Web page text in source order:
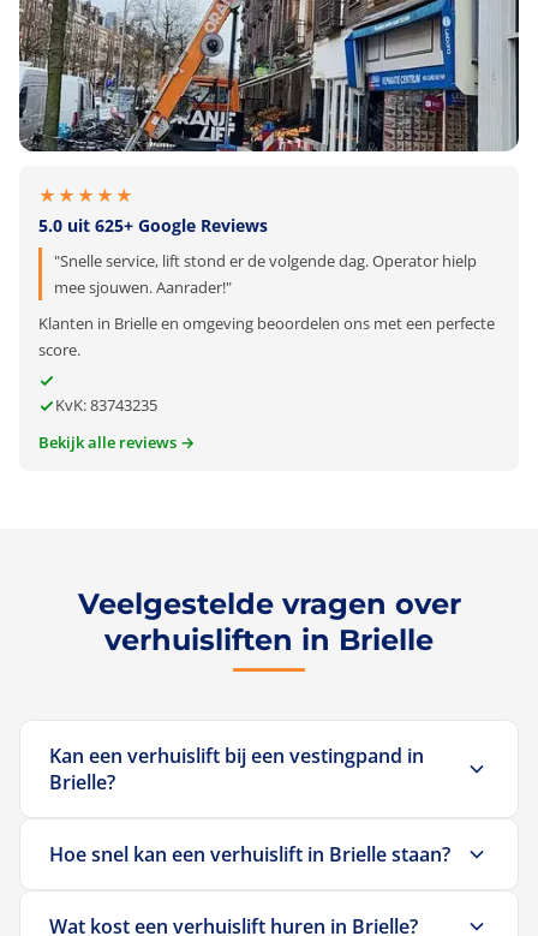
★★★★★
5.0 uit 625+ Google Reviews
"Snelle service, lift stond er de volgende dag. Operator hielp
mee sjouwen. Aanrader!"
Klanten in Brielle en omgeving beoordelen ons met een perfecte
score.
KvK: 83743235
Bekijk alle reviews →
Veelgestelde vragen over
verhuisliften in Brielle
Kan een verhuislift bij een vestingpand in
Brielle?
Hoe snel kan een verhuislift in Brielle staan?
Wat kost een verhuislift huren in Brielle?